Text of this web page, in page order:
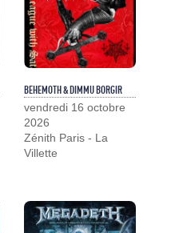
BEHEMOTH & DIMMU BORGIR
vendredi 16 octobre
2026
Zénith Paris - La
Villette